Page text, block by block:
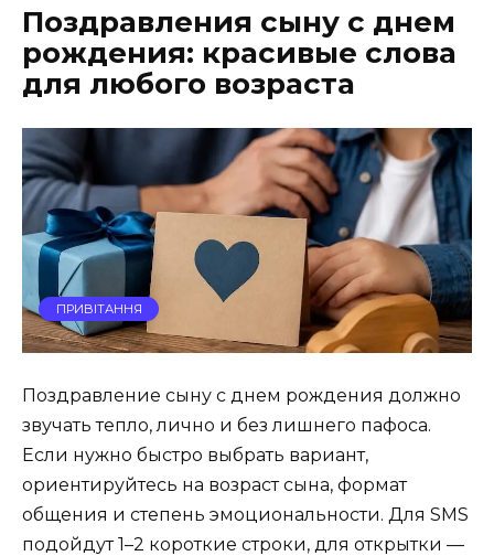
Поздравления сыну с днем
рождения: красивые слова
для любого возраста
ПРИВІТАННЯ
Поздравление сыну с днем рождения должно
звучать тепло, лично и без лишнего пафоса.
Если нужно быстро выбрать вариант,
ориентируйтесь на возраст сына, формат
общения и степень эмоциональности. Для SMS
подойдут 1–2 короткие строки, для открытки —